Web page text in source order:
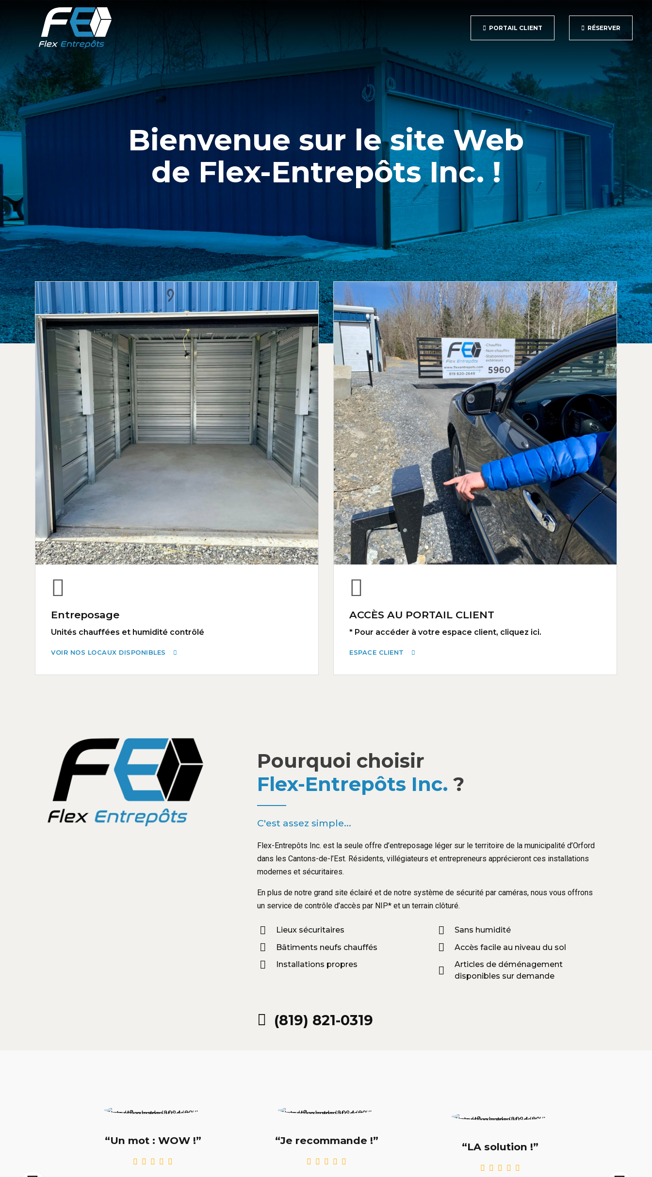
PORTAIL CLIENT RÉSERVER
Bienvenue sur le site Web
de Flex-Entrepôts Inc. !
Entreposage
Unités chauffées et humidité contrôlé
VOIR NOS LOCAUX DISPONIBLES
ACCÈS AU PORTAIL CLIENT
* Pour accéder à votre espace client, cliquez ici.
ESPACE CLIENT
Pourquoi choisir
Flex-Entrepôts Inc. ?
C'est assez simple...
Flex-Entrepôts Inc. est la seule offre d’entreposage léger sur le territoire de la municipalité d’Orford
dans les Cantons-de-l’Est. Résidents, villégiateurs et entrepreneurs apprécieront ces installations
modernes et sécuritaires.
En plus de notre grand site éclairé et de notre système de sécurité par caméras, nous vous offrons
un service de contrôle d’accès par NIP* et un terrain clôturé.
Lieux sécuritaires
Bâtiments neufs chauffés
Installations propres
Sans humidité
Accès facile au niveau du sol
Articles de déménagement
disponibles sur demande
(819) 821-0319
“Un mot : WOW !” “Je recommande !”
“LA solution !”